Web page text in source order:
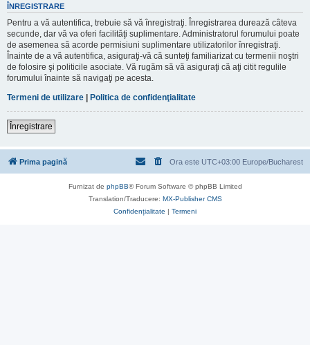
ÎNREGISTRARE
Pentru a vă autentifica, trebuie să vă înregistraţi. Înregistrarea durează câteva
secunde, dar vă va oferi facilităţi suplimentare. Administratorul forumului poate
de asemenea să acorde permisiuni suplimentare utilizatorilor înregistraţi.
Înainte de a vă autentifica, asiguraţi-vă că sunteţi familiarizat cu termenii noştri
de folosire şi politicile asociate. Vă rugăm să vă asiguraţi că aţi citit regulile
forumului înainte să navigaţi pe acesta.
Termeni de utilizare | Politica de confidenţialitate
Înregistrare
Prima pagină Ora este UTC+03:00 Europe/Bucharest
Furnizat de phpBB® Forum Software © phpBB Limited
Translation/Traducere: MX-Publisher CMS
Confidențialitate | Termeni